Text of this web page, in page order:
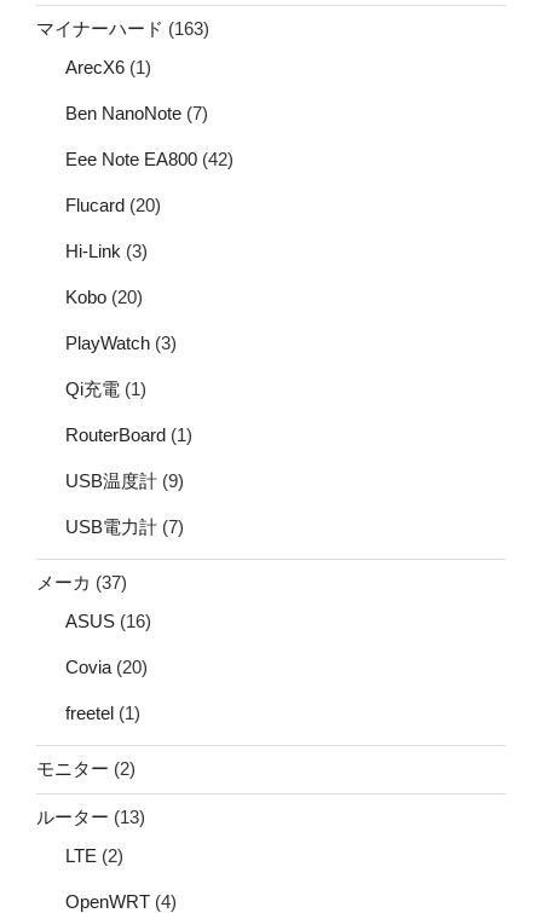
マイナーハード (163)
ArecX6 (1)
Ben NanoNote (7)
Eee Note EA800 (42)
Flucard (20)
Hi-Link (3)
Kobo (20)
PlayWatch (3)
Qi充電 (1)
RouterBoard (1)
USB温度計 (9)
USB電力計 (7)
メーカ (37)
ASUS (16)
Covia (20)
freetel (1)
モニター (2)
ルーター (13)
LTE (2)
OpenWRT (4)